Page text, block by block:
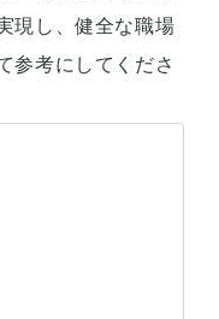
現し、健全な職場
参考にしてくださ